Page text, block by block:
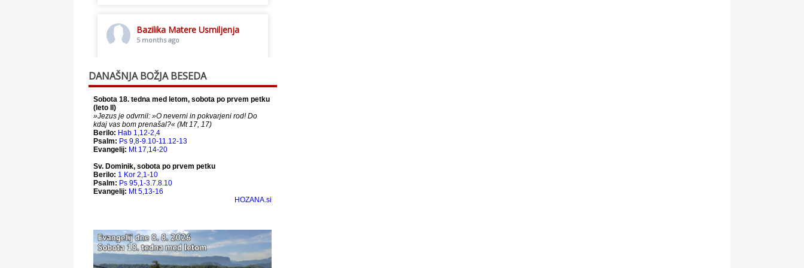
Bazilika Matere Usmiljenja
5 months ago
This content isn't available right
now
When this happens, it's usually
because the owner only shared it
with a small group of people,
changed who can see it or it's been
View on Facebook ·
12 months ago
Že 125 let - za vas.
www.bazilika.info/125-letnica-
DANAŠNJA BOŽJA BESEDA